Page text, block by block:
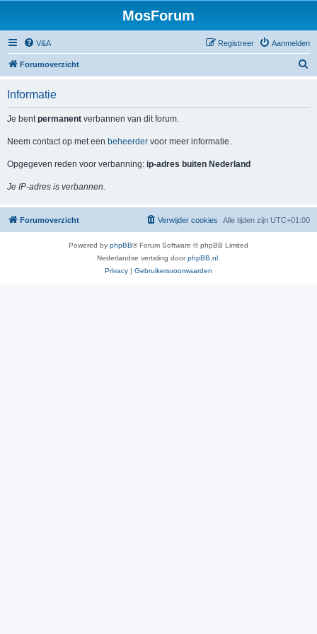
MosForum
V&A Aanmelden
Registreer
Forumoverzicht
Informatie
Je bentpermanent verbannen van dit forum.
Neem contact op met een beheerder voor meer informatie.
Opgegeven reden voor verbanning: ip-adres buiten Nederland
Je IP-adres is verbannen.
Forumoverzicht Alle tijden zijn UTC+01:00
Verwijder cookies
Powered by phpBB® Forum Software © phpBB Limited
Nederlandse vertaling doorphpBB.nl
Privacy | Gebruikersvoorwaarden